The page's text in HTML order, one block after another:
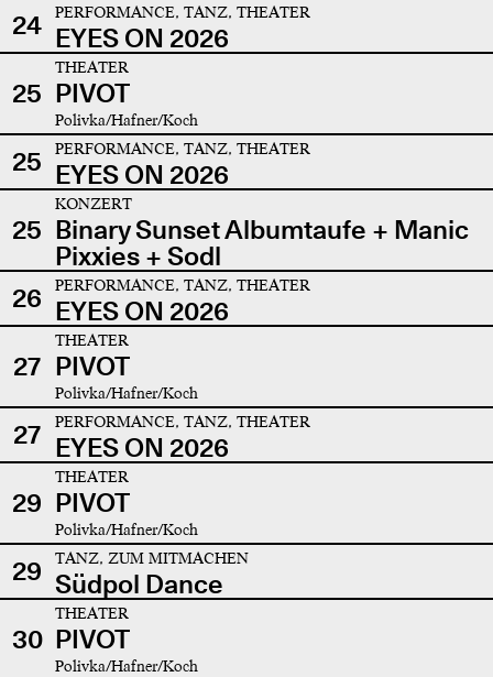
24 PERFORMANCE, TANZ, THEATER
EYES ON 2026
25
THEATER
PIVOT
Polivka/Hafner/Koch
25 PERFORMANCE, TANZ, THEATER
EYES ON 2026
25
KONZERT
Binary Sunset Albumtaufe + Manic
Pixxies + Sodl
26
PERFORMANCE, TANZ, THEATER
EYES ON 2026
27
THEATER
PIVOT
Polivka/Hafner/Koch
27 PERFORMANCE, TANZ, THEATER
EYES ON 2026
29
THEATER
PIVOT
Polivka/Hafner/Koch
29 TANZ, ZUM MITMACHEN
Südpol Dance
30
THEATER
PIVOT
Polivka/Hafner/Koch